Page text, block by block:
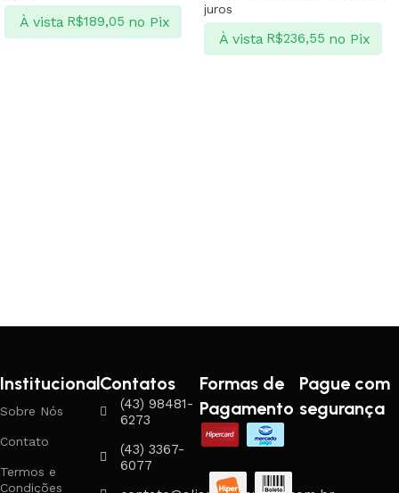
À vista R$189,05 no Pix
juros
À vista R$236,55 no Pix
Institucional
Sobre Nós
Contato
Termos e
Condições
Contatos
(43) 98481-
6273
(43) 3367-
6077
Formas de
Pagamento
Pague com
segurança